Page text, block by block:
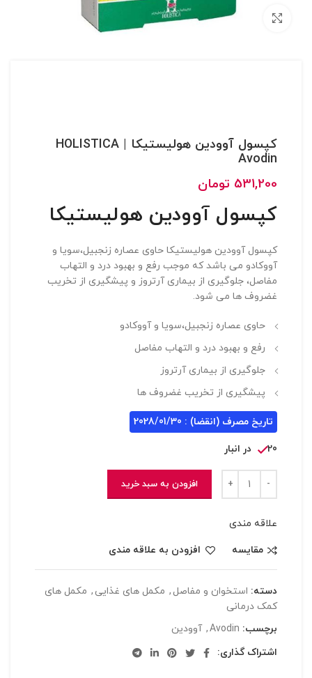
بزرگنمایی تصویر
کپسول آوودین هولیستیکا | HOLISTICA
Avodin
531,200 تومان
کپسول آوودین هولیستیکا
کپسول آوودین هولیستیکا حاوی عصاره زنجبیل،سویا و
آووکادو می باشد که موجب رفع و بهبود درد و التهاب
مفاصل، جلوگیری از بیماری آرتروز و پیشگیری از تخریب
غضروف ها می شود.
حاوی عصاره زنجبیل،سویا و آووکادو
رفع و بهبود درد و التهاب مفاصل
جلوگیری از بیماری آرتروز
پیشگیری از تخریب غضروف ها
تاریخ مصرف (انقضا) : 2028/01/30
20 در انبار
افزودن به سبد خرید
علاقه مندی
مقایسه
افزودن به علاقه مندی
دسته: استخوان و مفاصل , مکمل های غذایی , مکمل های
کمک درمانی
برچسب: Avodin
, آوودین
اشتراک گذاری: